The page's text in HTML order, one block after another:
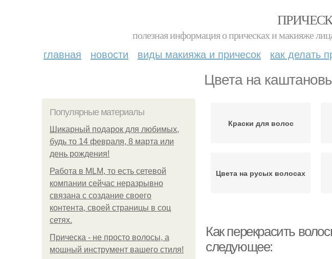
полезная информация о прическах и макияже
главная новости виды макияжа и причесок как делать
Цвета на
Популярные материалы
Шикарный подарок для любимых,
будь то 14 февраля, 8 марта или
день рождения!
Работа в MLM, то есть сетевой
компании сейчас неразрывно
связана с создание своего
контента, своей страницы в соц
сетях.
Прическа - не просто волосы, а
мощный инструмент вашего стиля!
Краски для волос
Цвета на русых волосах
Как перекрасить
следующее: